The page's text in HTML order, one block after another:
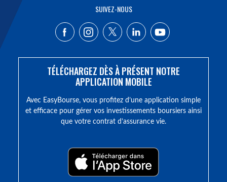
SUIVEZ-NOUS
TÉLÉCHARGEZ DÈS À PRÉSENT NOTRE
APPLICATION MOBILE
Avec EasyBourse, vous profitez d’une application simple
et efficace pour gérer vos investissements boursiers ainsi
que votre contrat d’assurance vie.